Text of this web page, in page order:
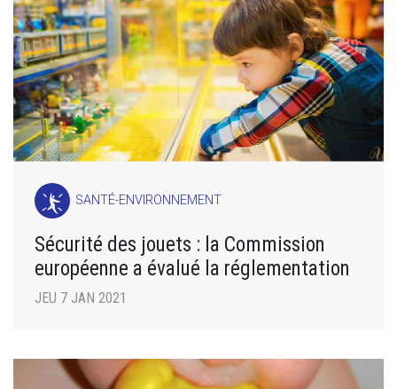
SANTÉ-ENVIRONNEMENT
Sécurité des jouets : la Commission
européenne a évalué la réglementation
JEU 7 JAN 2021